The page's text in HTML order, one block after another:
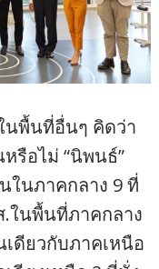
นพื้นที่อื่นๆ คิดว่า
รือไม่ “นิพนธ์”
ในภาคกลาง 9 ที่
.ในพื้นที่ภาคกลาง
ดียวกับภาคเหนือ